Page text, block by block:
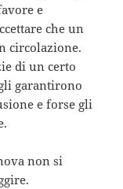
e
che un
circolazione.
di un certo
garantirono
e forse gli
non si